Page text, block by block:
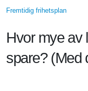
Fremtidig frihetsplan
Hvor mye av
spare? (Med